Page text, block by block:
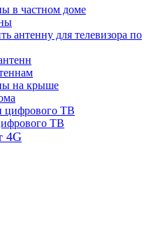
в частном доме
антенну для телевизора по
на крыше
цифрового ТВ
ТВ
4G